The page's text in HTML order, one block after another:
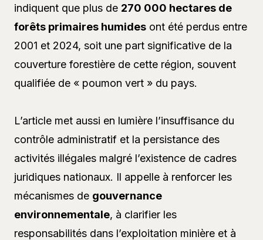
indiquent que plus de 270 000 hectares de
forêts primaires humides ont été perdus entre
2001 et 2024, soit une part significative de la
couverture forestière de cette région, souvent
qualifiée de « poumon vert » du pays.
L’article met aussi en lumière l’insuffisance du
contrôle administratif et la persistance des
activités illégales malgré l’existence de cadres
juridiques nationaux. Il appelle à renforcer les
mécanismes de gouvernance
environnementale, à clarifier les
responsabilités dans l’exploitation minière et à